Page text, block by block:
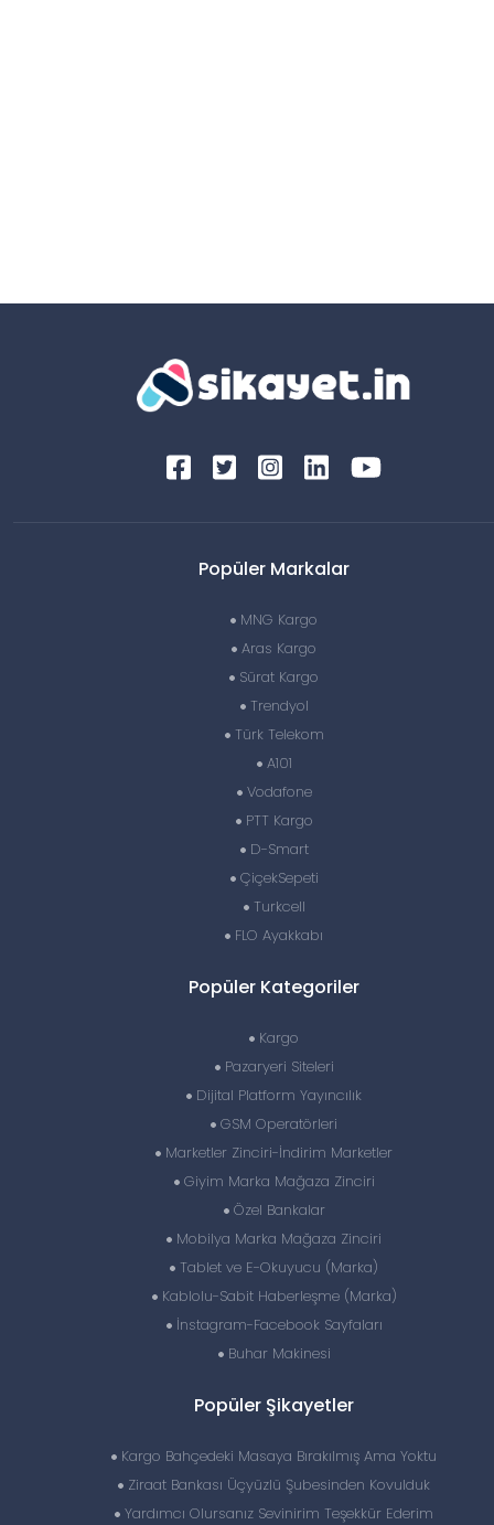
Popüler Markalar
MNG Kargo
Aras Kargo
Sürat Kargo
Trendyol
Türk Telekom
A101
Vodafone
PTT Kargo
D-Smart
ÇiçekSepeti
Turkcell
FLO Ayakkabı
Popüler Kategoriler
Kargo
Pazaryeri Siteleri
Dijital Platform Yayıncılık
GSM Operatörleri
Marketler Zinciri-İndirim Marketler
Giyim Marka Mağaza Zinciri
Özel Bankalar
Mobilya Marka Mağaza Zinciri
Tablet ve E-Okuyucu (Marka)
Kablolu-Sabit Haberleşme (Marka)
İnstagram-Facebook Sayfaları
Buhar Makinesi
Popüler Şikayetler
Kargo Bahçedeki Masaya Bırakılmış Ama Yoktu
Ziraat Bankası Üçyüzlü Şubesinden Kovulduk
Yardımcı Olursanız Sevinirim Teşekkür Ederim